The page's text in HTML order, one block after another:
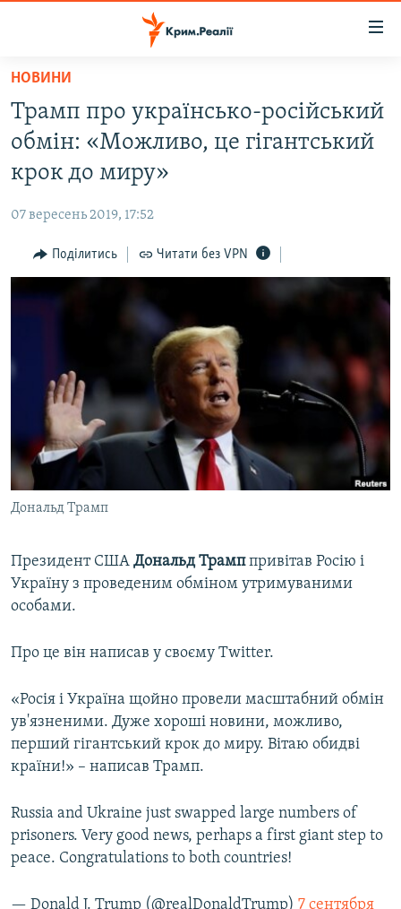
Перейти
основного
матеріалу
до
основної
навігації
Перейти
до
пошуку
ВОДА.КРИМ
БЛОГИ
ПОГЛЯД
ДЕПОРТАЦІЯ
ВІДЕОУРОКИ «ELIFBE»
СВІДЧЕННЯ ОКУПАЦІЇ
УКРАЇНСЬКА ПРОБЛЕМА КРИМУ
ІНФОГРАФІКА
ЯК ОБІЙТИ БЛОКУВАННЯ
Русский
Qırımtatar
ДОЛУЧАЙСЯ!
Усі сайти RFE/RL
НОВИНИ
Трамп про українсько-російський
обмін: «Можливо, це гігантський
крок до миру»
07 вересень 2019, 17:52
Поділитись Читати без VPN
Дональд Трамп
Президент США Дональд Трамппривітав Росію і
Україну з проведеним обміном утримуваними
особами.
Про це він написав у своєму Twitter.
«Росія і Україна щойно провели масштабний обмін
ув'язненими. Дуже хороші новини, можливо,
перший гігантський крок до миру. Вітаю обидві
країни!» – написав Трамп.
Russia and Ukraine just swapped large numbers of
prisoners. Very good news, perhaps a first giant step to
peace. Congratulations to both countries!
— Donald J. Trump (@realDonaldTrump) 7 сентября